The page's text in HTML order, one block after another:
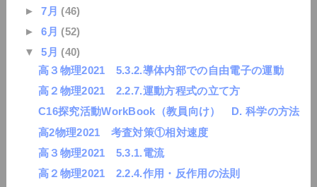
►7月 (46)
►6月 (52)
▼5月 (40)
高３物理2021 5.3.2.導体内部での自由電子の運動
高２物理2021 2.2.7.運動方程式の立て方
C16探究活動WorkBook（教員向け） D. 科学の方法
高2物理2021 考査対策①相対速度
高３物理2021 5.3.1.電流
高２物理2021 2.2.4.作用・反作用の法則